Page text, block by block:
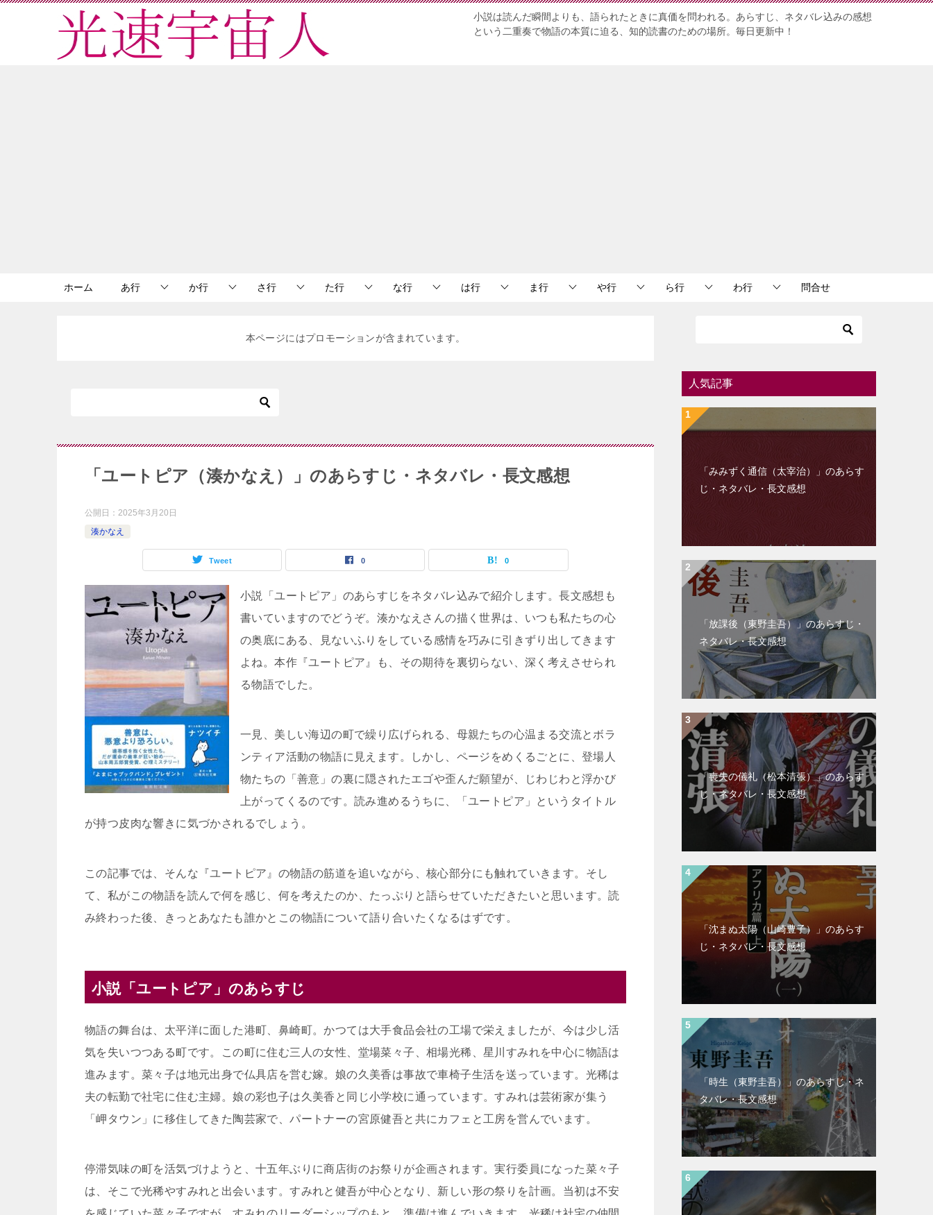
小説は読んだ瞬間よりも、語られたときに真価を問われる。あらすじ、ネタバレ込みの感想
という二重奏で物語の本質に迫る、知的読書のための場所。毎日更新中！
ホーム あ行 か行 さ行 た行 な行 は行 ま行 や行 ら行 わ行 問合せ
本ページにはプロモーションが含まれています。
「ユートピア（湊かなえ）」のあらすじ・ネタバレ・長文感想
公開日： 2025年3月20日
湊かなえ
Tweet 0 0
小説「ユートピア」のあらすじをネタバレ込みで紹介します。長文感想も
書いていますのでどうぞ。湊かなえさんの描く世界は、いつも私たちの心
の奥底にある、見ないふりをしている感情を巧みに引きずり出してきます
よね。本作『ユートピア』も、その期待を裏切らない、深く考えさせられ
る物語でした。
一見、美しい海辺の町で繰り広げられる、母親たちの心温まる交流とボラ
ンティア活動の物語に見えます。しかし、ページをめくるごとに、登場人
物たちの「善意」の裏に隠されたエゴや歪んだ願望が、じわじわと浮かび
上がってくるのです。読み進めるうちに、「ユートピア」というタイトル
が持つ皮肉な響きに気づかされるでしょう。
この記事では、そんな『ユートピア』の物語の筋道を追いながら、核心部分にも触れていきます。そし
て、私がこの物語を読んで何を感じ、何を考えたのか、たっぷりと語らせていただきたいと思います。読
み終わった後、きっとあなたも誰かとこの物語について語り合いたくなるはずです。
小説「ユートピア」のあらすじ
物語の舞台は、太平洋に面した港町、鼻崎町。かつては大手食品会社の工場で栄えましたが、今は少し活
気を失いつつある町です。この町に住む三人の女性、堂場菜々子、相場光稀、星川すみれを中心に物語は
進みます。菜々子は地元出身で仏具店を営む嫁。娘の久美香は事故で車椅子生活を送っています。光稀は
夫の転勤で社宅に住む主婦。娘の彩也子は久美香と同じ小学校に通っています。すみれは芸術家が集う
「岬タウン」に移住してきた陶芸家で、パートナーの宮原健吾と共にカフェと工房を営んでいます。
停滞気味の町を活気づけようと、十五年ぶりに商店街のお祭りが企画されます。実行委員になった菜々子
は、そこで光稀やすみれと出会います。すみれと健吾が中心となり、新しい形の祭りを計画。当初は不安
人気記事
「みみずく通信（太宰治）」のあらす
じ・ネタバレ・長文感想
「放課後（東野圭吾）」のあらすじ・
ネタバレ・長文感想
「喪失の儀礼（松本清張）」のあらす
じ・ネタバレ・長文感想
「沈まぬ太陽（山崎豊子）」のあらす
じ・ネタバレ・長文感想
「時生（東野圭吾）」のあらすじ・ネ
タバレ・長文感想